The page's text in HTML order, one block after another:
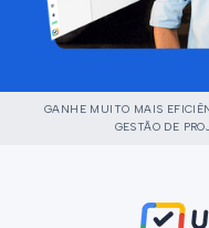
GANHE MUITO MAIS
GESTÃO DE